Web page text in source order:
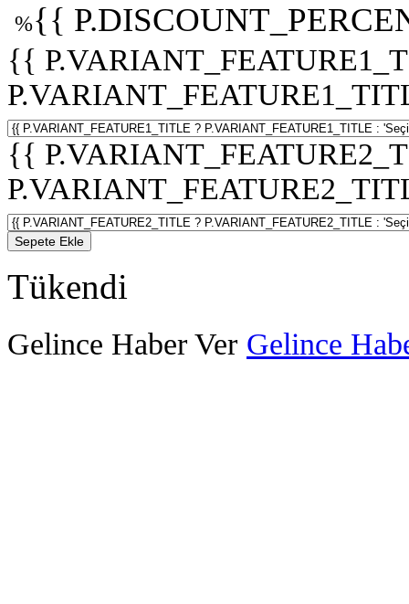
%{{
{{
{{
Sepete Ekle
Tükendi
Gelince Haber Ver Gelince